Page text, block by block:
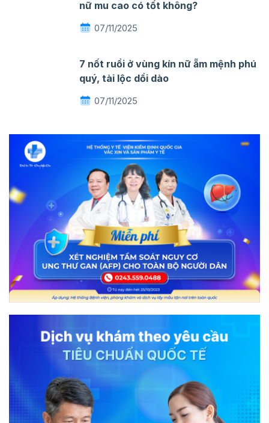
nữ mu cao có tốt không?
07/11/2025
7 nốt ruồi ở vùng kín nữ ẵm mệnh phú
quý, tài lộc dồi dào
07/11/2025